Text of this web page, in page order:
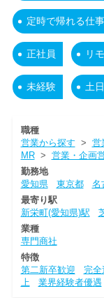
定時で帰れる仕事
正社員 リ
未経験 土
職種
営業から探す > 営
MR> 営業・企画
勤務地
愛知県
東京都 名
最寄り駅
新栄町(愛知県)駅
業種
専門商社
特徴
第二新卒歓迎
完全
上
業界経験者優遇